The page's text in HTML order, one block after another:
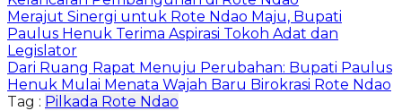
Merajut Sinergi untuk Rote Ndao Maju, Bupati
Paulus Henuk Terima Aspirasi Tokoh Adat dan
Legislator
Dari Ruang Rapat Menuju Perubahan: Bupati Paulus
Henuk Mulai Menata Wajah Baru Birokrasi Rote Ndao
Tag : Pilkada Rote Ndao